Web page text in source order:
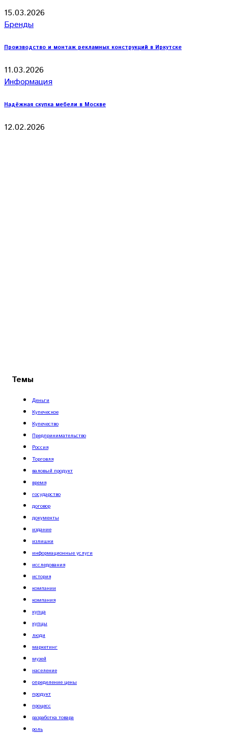
15.03.2026
Бренды
Производство и монтаж рекламных конструкций в Иркутске
11.03.2026
Информация
Надёжная скупка мебели в Москве
12.02.2026
Темы
Деньги
Купеческое
Купечество
Предпринимательство
Россия
Торговля
валовый продукт
время
государство
договор
документы
издание
излишки
информационные услуги
исследования
история
компании
компания
купца
купцы
люди
маркетинг
музей
население
определение цены
продукт
процесс
разработка товара
роль